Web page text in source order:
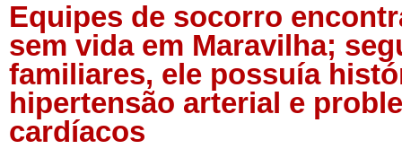
Equipes de socorro
sem vida em Maravilha;
familiares, ele possuía
hipertensão arterial e
cardíacos